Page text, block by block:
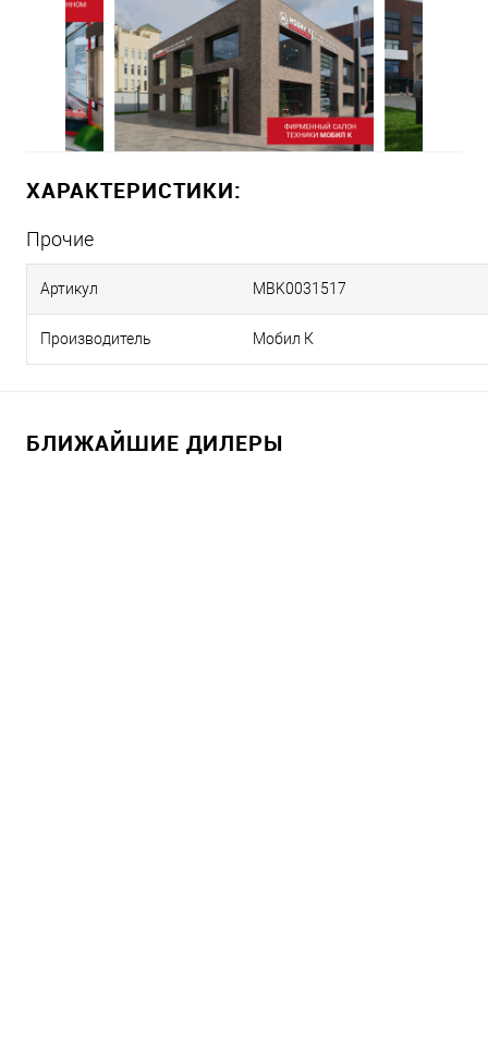
ХАРАКТЕРИСТИКИ:
Прочие
Артикул MBK0031517
Производитель Мобил К
БЛИЖАЙШИЕ ДИЛЕРЫ